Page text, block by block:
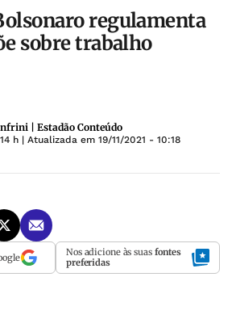
regulamenta
sobre trabalho
| Estadão Conteúdo
h | Atualizada em 19/11/2021 - 10:18
Nos adicione às suas fontes
preferidas